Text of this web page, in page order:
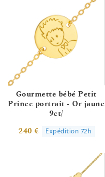
Gourmette bébé Petit
Prince portrait - Or jaune
9ct/
240 € Expédition 72h